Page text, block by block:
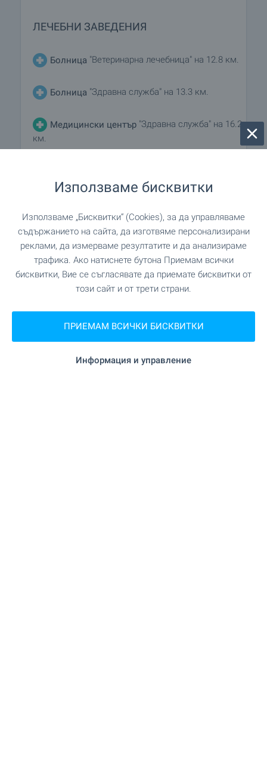
ЛЕЧЕБНИ ЗАВЕДЕНИЯ
Болница "Ветеринарна лечебница" на 12.8 км.
Болница "Здравна служба" на 13.3 км.
Медицински център "Здравна служба" на 16.2
км.
ПАЗАРУВАНЕ
Хранителен магазинна 6.2 км.
Супермаркет на 8.3 км.
Супермаркет "Универсален магазин" на 11.5
"Смесен Магазин" на 13.2 км.
Пекарна"Фурна" на 11.2 км.
Използваме бисквитки
Използваме „Бисквитки“ (Cookies), за да управляваме
съдържанието на сайта, да изготвяме персонализирани
реклами, да измерваме резултатите и да анализираме
трафика. Ако натиснете бутона Приемам всички
бисквитки, Вие се съгласявате да приемате бисквитки от
този сайт и от трети страни.
ПРИЕМАМ ВСИЧКИ БИСКВИТКИ
Информация и управление